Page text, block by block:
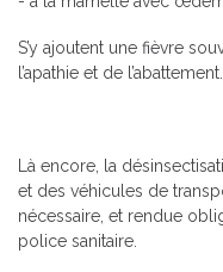
S’y ajoutent une fièvre
l’apathie et de l’abattement.
Là encore, la
et des véhicules de
nécessaire, et rendue
police sanitaire.